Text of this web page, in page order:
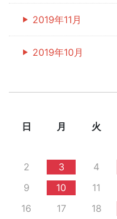
2019年11月
2019年10月
日 月 火
2
3 4
9
10 11
16
17 18